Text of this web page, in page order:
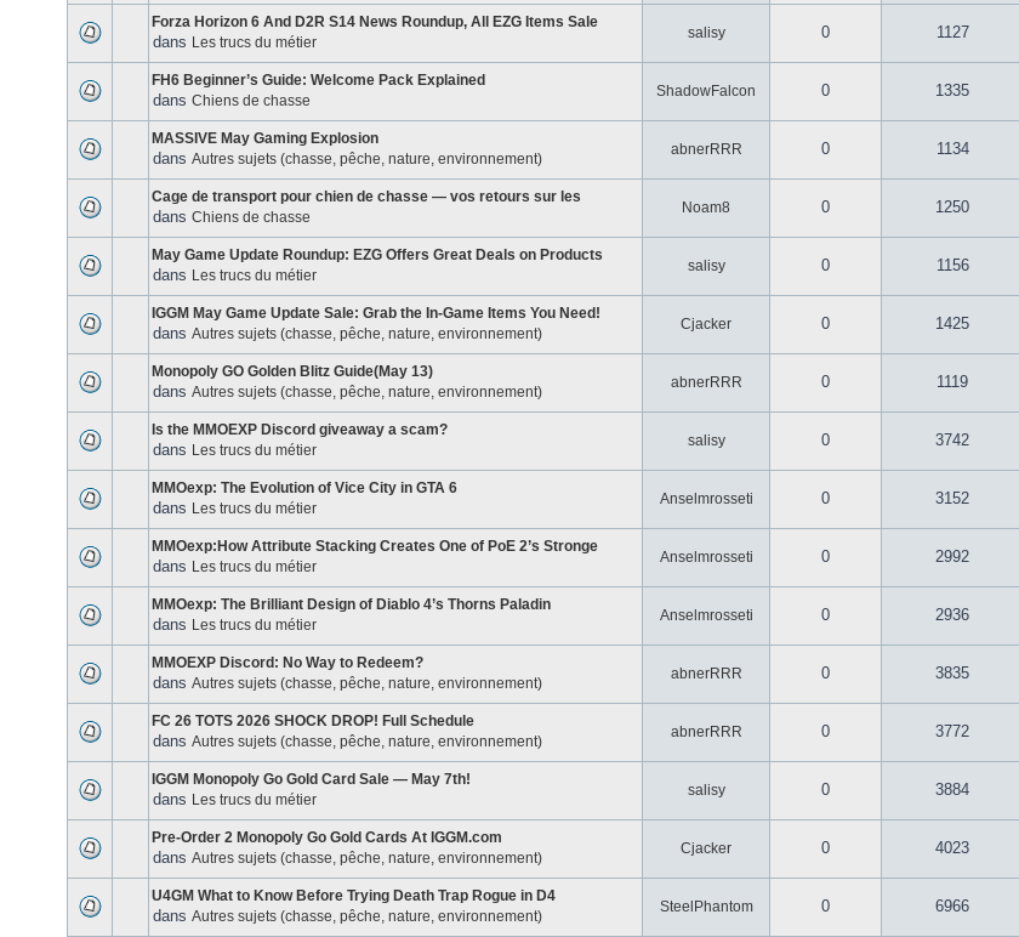
Forza Horizon 6 And D2R S14 News Roundup, All EZG Items Sale
dans Les trucs du métier
salisy 0 1127
FH6 Beginner’s Guide: Welcome Pack Explained
dans Chiens de chasse
ShadowFalcon 0 1335
MASSIVE May Gaming Explosion
dans Autres sujets (chasse, pêche, nature, environnement)
abnerRRR 0 1134
Cage de transport pour chien de chasse — vos retours sur les
dans Chiens de chasse
Noam8 0 1250
May Game Update Roundup: EZG Offers Great Deals on Products
dans Les trucs du métier
salisy 0 1156
IGGM May Game Update Sale: Grab the In-Game Items You Need!
dans Autres sujets (chasse, pêche, nature, environnement)
Cjacker 0 1425
Monopoly GO Golden Blitz Guide(May 13)
dans Autres sujets (chasse, pêche, nature, environnement)
abnerRRR 0 1119
Is the MMOEXP Discord giveaway a scam?
dans Les trucs du métier
salisy 0 3742
MMOexp: The Evolution of Vice City in GTA 6
dans Les trucs du métier
Anselmrosseti 0 3152
MMOexp:How Attribute Stacking Creates One of PoE 2’s Stronge
dans Les trucs du métier
Anselmrosseti 0 2992
MMOexp: The Brilliant Design of Diablo 4’s Thorns Paladin
dans Les trucs du métier
Anselmrosseti 0 2936
MMOEXP Discord: No Way to Redeem?
dans Autres sujets (chasse, pêche, nature, environnement)
abnerRRR 0 3835
FC 26 TOTS 2026 SHOCK DROP! Full Schedule
dans Autres sujets (chasse, pêche, nature, environnement)
abnerRRR 0 3772
IGGM Monopoly Go Gold Card Sale — May 7th!
dans Les trucs du métier
salisy 0 3884
Pre-Order 2 Monopoly Go Gold Cards At IGGM.com
dans Autres sujets (chasse, pêche, nature, environnement)
Cjacker 0 4023
U4GM What to Know Before Trying Death Trap Rogue in D4
dans Autres sujets (chasse, pêche, nature, environnement)
SteelPhantom 0 6966